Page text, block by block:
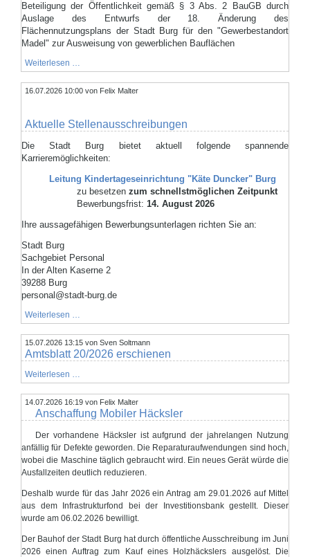
Beteiligung der Öffentlichkeit gemäß § 3 Abs. 2 BauGB durch
Auslage des Entwurfs der 18. Änderung des
Flächennutzungsplans der Stadt Burg für den "Gewerbestandort
Madel" zur Ausweisung von gewerblichen Bauflächen
Weiterlesen …
BEKANNTMACHUNG
über
die
Beteiligung
der
Öffentlichkeit
gemäß
§
Abs.
2
BauGB
zur
Änderung
der
Burg
"Gewerbestandort
16.07.2026 10:00 von Felix Malter
Aktuelle Stellenausschreibungen
Die Stadt Burg bietet aktuell folgende spannende
Karrieremöglichkeiten:
Leitung Kindertageseinrichtung "Käte Duncker" Burg
zu besetzen zum schnellstmöglichen Zeitpunkt
Bewerbungsfrist: 14. August 2026
Ihre aussagefähigen Bewerbungsunterlagen richten Sie an:
Stadt Burg
Sachgebiet Personal
In der Alten Kaserne 2
39288 Burg
personal@stadt-burg.de
Weiterlesen …
Stellenausschreibungen
15.07.2026 13:15 von Sven Soltmann
Amtsblatt 20/2026 erschienen
Weiterlesen …
20/2026
erschienen
14.07.2026 16:19 von Felix Malter
Anschaffung Mobiler Häcksler
Der vorhandene Häcksler ist aufgrund der jahrelangen Nutzung
anfällig für Defekte geworden. Die Reparaturaufwendungen sind hoch,
wobei die Maschine täglich gebraucht wird. Ein neues Gerät würde die
Ausfallzeiten deutlich reduzieren.
Deshalb wurde für das Jahr 2026 ein Antrag am 29.01.2026 auf Mittel
aus dem Infrastrukturfond bei der Investitionsbank gestellt. Dieser
wurde am 06.02.2026 bewilligt.
Der Bauhof der Stadt Burg hat durch öffentliche Ausschreibung im Juni
2026 einen Auftrag zum Kauf eines Holzhäckslers ausgelöst. Die